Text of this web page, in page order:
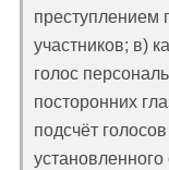
преступлением
участников; в)
голос
посторонних
подсчёт